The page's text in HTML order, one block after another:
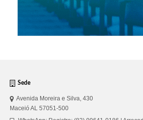
Reserva de auditório
Notícias
NEP
Sede
Avenida Moreira e Silva, 430
Maceió AL 57051-500